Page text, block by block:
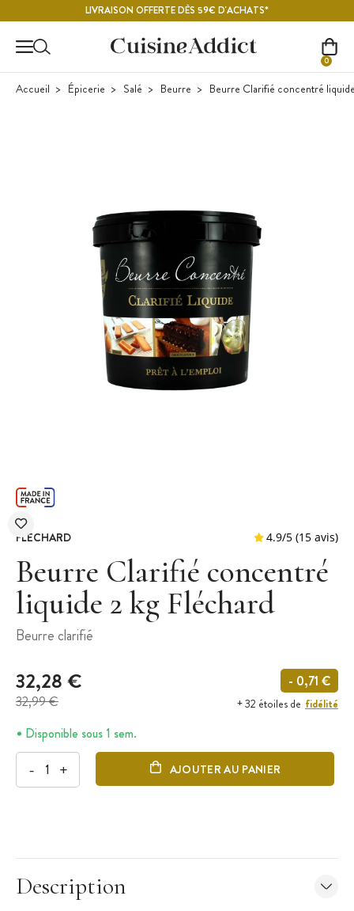
LIVRAISON OFFERTE DÈS 59€ D'ACHATS*
0
Accueil Épicerie Salé Beurre Beurre Clarifié concentré
FLECHARD
Beurre Clarifié concentré
liquide 2 kg Fléchard
Beurre clarifié
32,28 €
32,99 €
- 0,71 €
+ 32 étoiles de fidélité
Disponible sous 1 sem.
- + AJOUTER AU PANIER
Description